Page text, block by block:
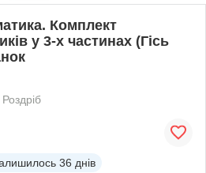
Комплект
у 3-х частинах (Гісь
Роздріб
36 днів